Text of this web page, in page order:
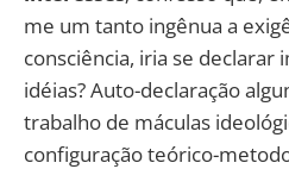
me um tanto ingênua a
consciência, iria se declarar
idéias? Auto-declaração
trabalho de máculas
configuração teórico-